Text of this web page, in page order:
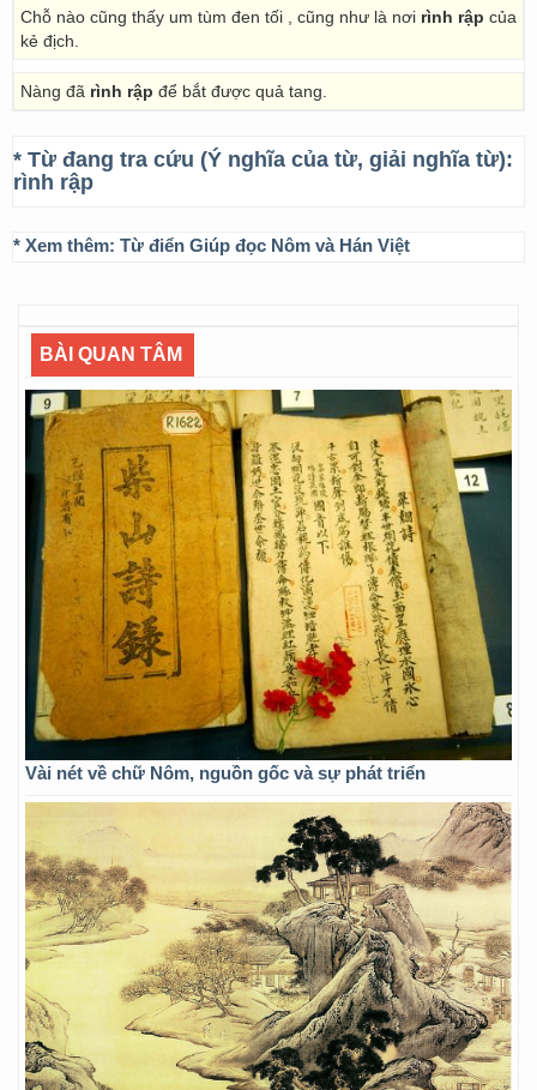
Chỗ nào cũng thấy um tùm đen tối , cũng như là nơi rình rập của
kẻ địch.
Nàng đã rình rập để bắt được quả tang.
* Từ đang tra cứu (Ý nghĩa của từ, giải nghĩa từ):
rình rập
* Xem thêm: Từ điển Giúp đọc Nôm và Hán Việt
BÀI QUAN TÂM
Vài nét về chữ Nôm, nguồn gốc và sự phát triển